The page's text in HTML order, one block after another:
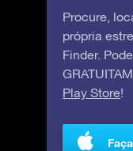
Procure,
própria
Finder.
Play Store!